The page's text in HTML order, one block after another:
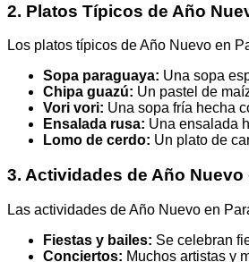
2. Platos Típicos de Año
Los platos típicos de Año Nuevo en
Sopa paraguaya: Una sopa
Chipa guazú: Un pastel de
Vori vori: Una sopa fría hecha
Ensalada rusa: Una ensalada
Lomo de cerdo: Un plato de
3. Actividades de Año Nuevo
Las actividades de Año Nuevo en
Fiestas y bailes: Se celebran
Conciertos: Muchos artistas y